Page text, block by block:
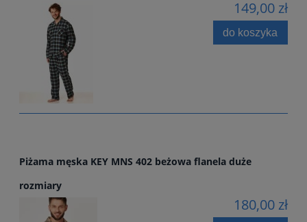
149,00 zł
do koszyka
Piżama męska KEY MNS 402 beżowa flanela duże
rozmiary
180,00 zł